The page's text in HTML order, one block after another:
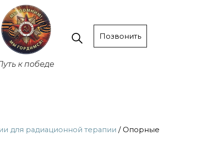
к победе
Позвонить
для радиационной терапии / Опорные